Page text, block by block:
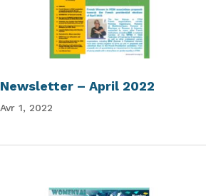
Newsletter – April 2022
Avr 1, 2022